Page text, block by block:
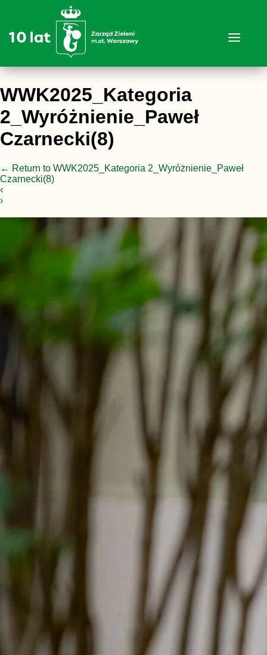
WWK2025_Kategoria
2_Wyróżnienie_Paweł
Czarnecki(8)
← Return to WWK2025_Kategoria 2_Wyróżnienie_Paweł
Czarnecki(8)
‹
›